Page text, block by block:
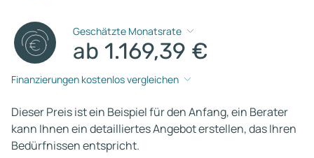
Geschätzte Monatsrate
ab 1.169,39 €
Finanzierungen kostenlos vergleichen
Dieser Preis ist ein Beispiel für den Anfang, ein Berater
kann Ihnen ein detailliertes Angebot erstellen, das Ihren
Bedürfnissen entspricht.